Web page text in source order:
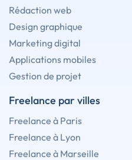
Rédaction web
Design graphique
Marketing digital
Applications mobiles
Gestion de projet
Freelance par villes
Freelance à Paris
Freelance à Lyon
Freelance à Marseille